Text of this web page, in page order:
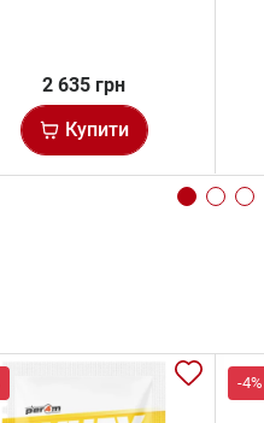
2 635 грн
Купити
-4%